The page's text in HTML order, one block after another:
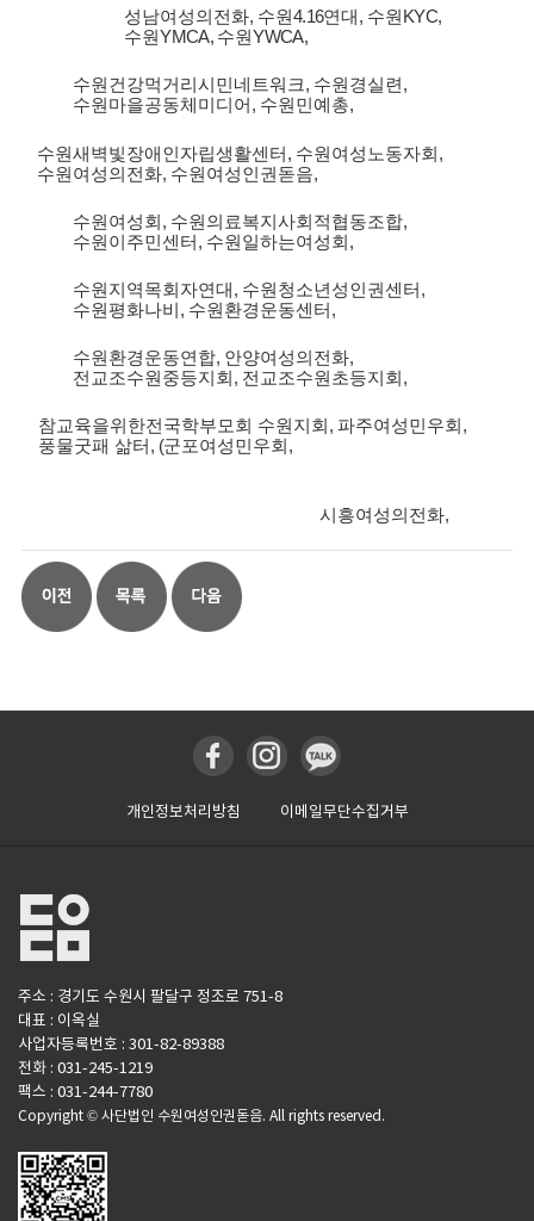
성남여성의전화, 수원4.16연대 , 수원 KYC,
수원YMCA, 수원YWCA,
수원건강먹거리시민네트워크, 수원경실련,
수원마을공동체미디어 , 수원민예총,
수원새벽빛장애인자립생활센터, 수원여성노동자회,
수원여성의전화, 수원여성인권돋음,
수원여성회 , 수원의료복지사회적협동조합,
수원이주민센터 , 수원일하는여성회 ,
수원지역목회자연대 , 수원청소년성인권센터 ,
수원평화나비 , 수원환경운동센터 ,
수원환경운동연합, 안양여성의전화,
전교조수원중등지회 , 전교조수원초등지회 ,
참교육을위한전국학부모회 수원지회 , 파주여성민우회 ,
풍물굿패 삶터 , (군포여성민우회 ,
시흥여성의전화,
개인정보처리방침 이메일무단수집거부
주소 : 경기도 수원시 팔달구 정조로 751-8
대표 : 이옥실
사업자등록번호 : 301-82-89388
전화 : 031-245-1219
팩스 : 031-244-7780
Copyright © 사단법인 수원여성인권돋음. All rights reserved.